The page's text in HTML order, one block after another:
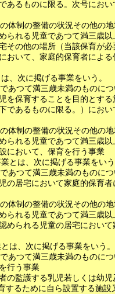
あるものに限る。次号におい
体制の整備の状況その他の
られる児童であつて満三歳以
その他の場所（当該保育が必
おいて、家庭的保育者による
、次に掲げる事業をいう。
あつて満三歳未満のものに
を保育することを目的とする
であるものに限る。）におい
体制の整備の状況その他の
られる児童であつて満三歳以
において、保育を行う事業
とは、次に掲げる事業をい
あつて満三歳未満のものに
の居宅において家庭的保育者
体制の整備の状況その他の
られる児童であつて満三歳以
められる児童の居宅において
は、次に掲げる事業をいう。
あつて満三歳未満のものに
行う事業
の監護する乳児若しくは幼児
するために自ら設置する施設